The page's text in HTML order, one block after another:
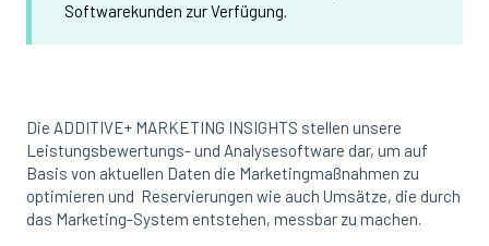
Softwarekunden zur Verfügung.
Die ADDITIVE+ MARKETING INSIGHTS stellen unsere
Leistungsbewertungs- und Analysesoftware dar, um auf
Basis von aktuellen Daten die Marketingmaßnahmen zu
optimieren und Reservierungen wie auch Umsätze, die durch
das Marketing-System entstehen, messbar zu machen.